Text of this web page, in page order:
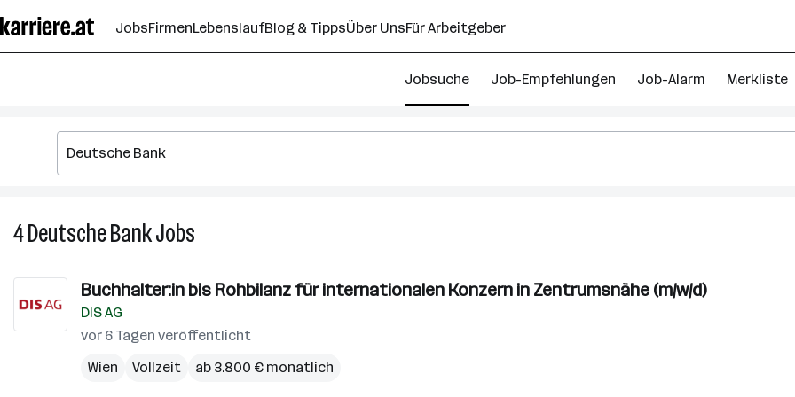
Seiteninhalt
springen
JobsFirmenLebenslaufBlog & TippsÜber UnsFür Arbeitgeber
Jobsuche Job-Empfehlungen Job-Alarm Merkliste
4Deutsche BankJobs
Jobs
Buchhalter:in bis Rohbilanz für internationalen Konzern in Zentrumsnähe (m/w/d)
DIS AG
vor 6 Tagen veröffentlicht
Wien
Vollzeit ab 3.800 € monatlich